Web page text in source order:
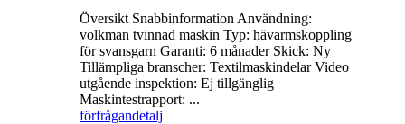
Översikt Snabbinformation Användning:
volkman tvinnad maskin Typ: hävarmskoppling
för svansgarn Garanti: 6 månader Skick: Ny
Tillämpliga branscher: Textilmaskindelar Video
utgående inspektion: Ej tillgänglig
Maskintestrapport: ...
förfrågandetalj